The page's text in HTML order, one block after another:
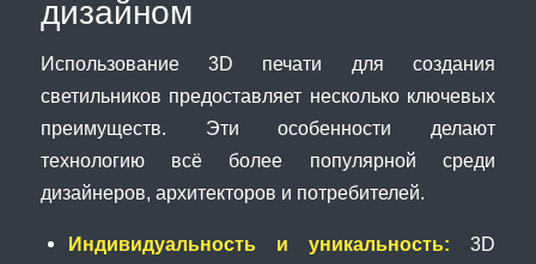
дизайном
Использование 3D печати для создания
светильников предоставляет несколько ключевых
преимуществ. Эти особенности делают
технологию всё более популярной среди
дизайнеров, архитекторов и потребителей.
Индивидуальность и уникальность: 3D